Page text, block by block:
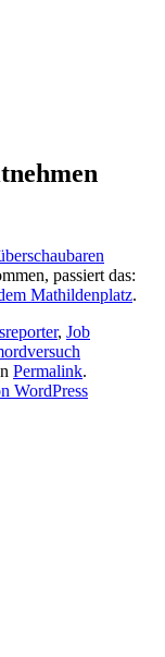
passiert das:
Mathildenplatz.
, Job
Permalink.
WordPress